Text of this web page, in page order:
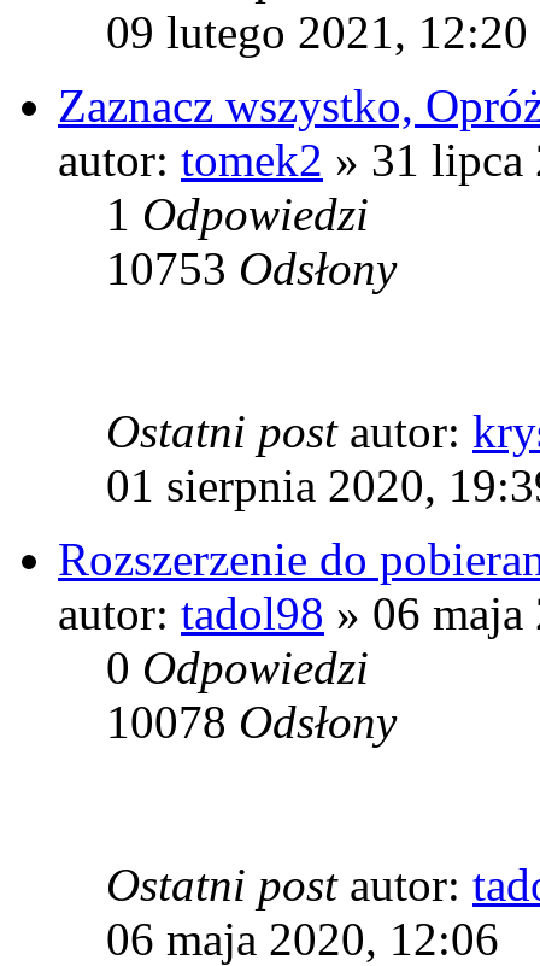
09 lutego 2021, 12:20
Zaznacz wszystko,
autor: tomek2 » 31 lipca
1 Odpowiedzi
10753 Odsłony
Ostatni post autor:
01 sierpnia 2020,
Rozszerzenie do
autor: tadol98 » 06
0 Odpowiedzi
10078 Odsłony
Ostatni post autor:
06 maja 2020, 12:06